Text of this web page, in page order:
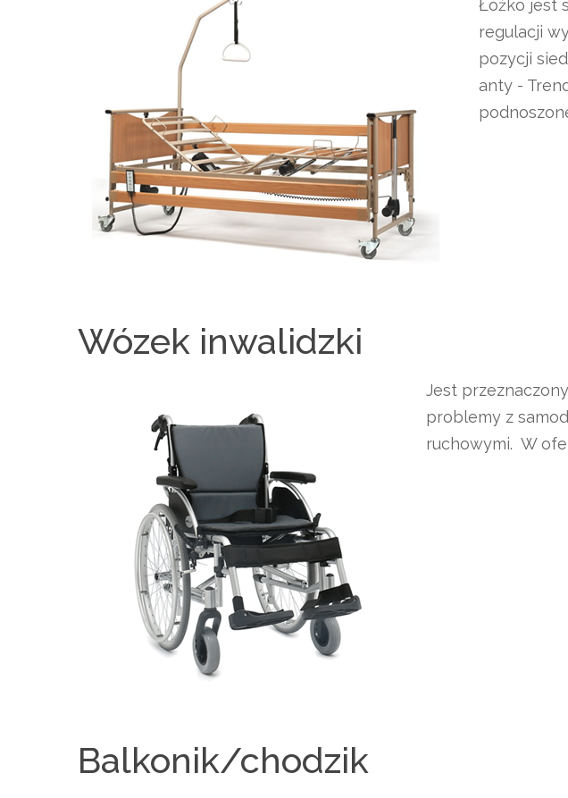
Łóżko jest
regulacji
pozycji
anty -
Wózek inwalidzki
Jest
problemy z
ruchowymi. W
Balkonik/chodzik